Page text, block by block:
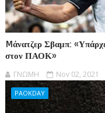
Mάνατζερ Σβαμπ:
στον ΠΑΟΚ»
ΓΝΩΜΗ Nov 02, 2021
PAOKDAY